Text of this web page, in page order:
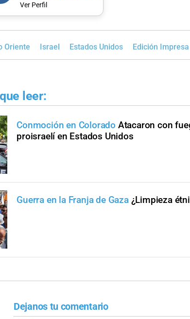
Ver Perfil
Oriente Israel Estados Unidos Edición Impresa
leer:
Conmoción en Colorado Atacaron con
proisraelí en Estados Unidos
Guerra en la Franja de Gaza ¿Limpieza
Dejanos tu comentario